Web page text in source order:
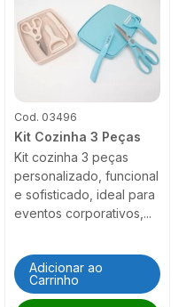
Cod. 03496
Kit Cozinha 3 Peças
Kit cozinha 3 peças
personalizado, funcional
e sofisticado, ideal para
eventos corporativos,...
Adicionar ao
Carrinho